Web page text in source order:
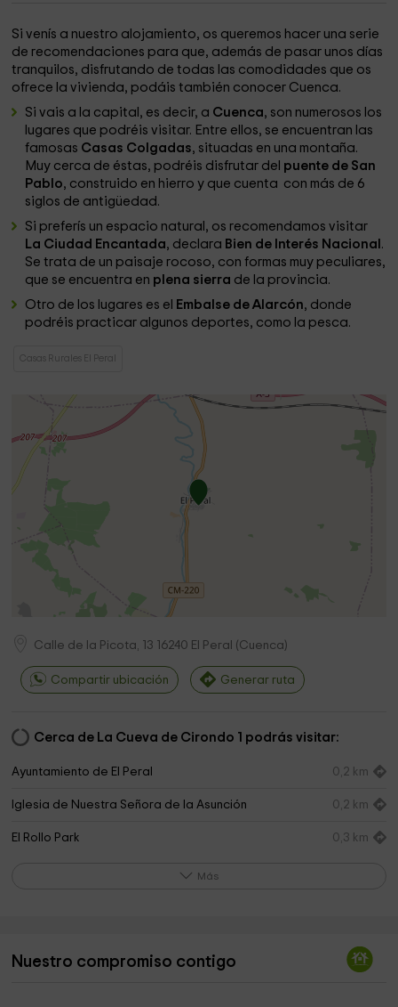
Si venís a nuestro alojamiento, os queremos hacer una serie
de recomendaciones para que, además de pasar unos días
tranquilos, disfrutando de todas las comodidades que os
ofrece la vivienda, podáis también conocer Cuenca.
Si vais a la capital, es decir, a Cuenca, son numerosos los
lugares que podréis visitar. Entre ellos, se encuentran las
famosas Casas Colgadas, situadas en una montaña.
Muy cerca de éstas, podréis disfrutar del puente de San
Pablo, construido en hierro y que cuenta con más de 6
siglos de antigüedad.
Si preferís un espacio natural, os recomendamos visitar
La Ciudad Encantada, declara Bien de Interés Nacional .
Se trata de un paisaje rocoso, con formas muy peculiares,
que se encuentra en plena sierra de la provincia.
Otro de los lugares es el
Embalse de Alarcón, donde
podréis practicar algunos deportes, como la pesca.
Casas Rurales El Peral
Calle de la Picota, 13 16240 El Peral (Cuenca)
Compartir ubicación Generar ruta
Cerca de La Cueva de Cirondo 1 podrás visitar:
Ayuntamiento de El Peral 0,2 km
Iglesia de Nuestra Señora de la Asunción 0,2 km
El Rollo Park 0,3 km
Cementerio municipal de El Peral 0,6 km
Más
Nuestro compromiso contigo